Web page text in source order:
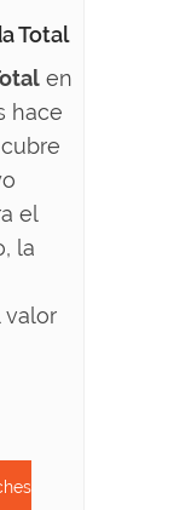
Total
en
hace
el
la
valor